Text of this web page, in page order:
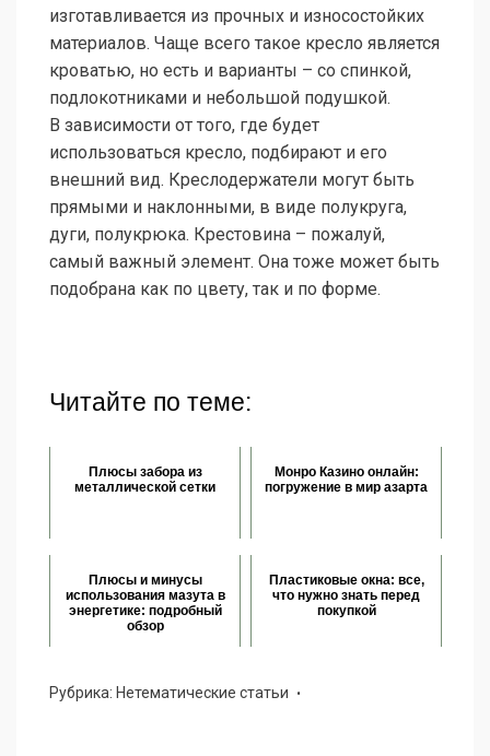
изготавливается из прочных и износостойких
материалов. Чаще всего такое кресло является
кроватью, но есть и варианты – со спинкой,
подлокотниками и небольшой подушкой.
В зависимости от того, где будет
использоваться кресло, подбирают и его
внешний вид. Креслодержатели могут быть
прямыми и наклонными, в виде полукруга,
дуги, полукрюка. Крестовина – пожалуй,
самый важный элемент. Она тоже может быть
подобрана как по цвету, так и по форме.
Читайте по теме:
Плюсы забора из
металлической сетки
Монро Казино онлайн:
погружение в мир азарта
Плюсы и минусы
использования мазута в
энергетике: подробный
обзор
Пластиковые окна: все,
что нужно знать перед
покупкой
Рубрика: Нетематические статьи